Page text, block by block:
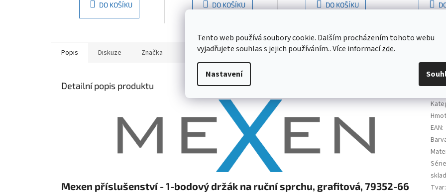
Tento web používá soubory cookie. Dalším procházením tohoto webu
vyjadřujete souhlas s jejich používáním.. Více informacízde.
Nastavení
DO KOŠÍKU DO KOŠÍKU DO KOŠÍKU
Popis Diskuze Značka
Detailní popis produktu
Mexen příslušenství - 1-bodový držák na ruční sprchu, grafitová, 79352-66
EAN:
Série
sklad
Tvar: